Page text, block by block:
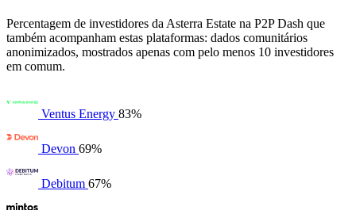
Percentagem de investidores da Asterra Estate na P2P Dash que
também acompanham estas plataformas: dados comunitários
anonimizados, mostrados apenas com pelo menos 10 investidores
em comum.
Ventus Energy 83%
Devon 69%
Debitum 67%